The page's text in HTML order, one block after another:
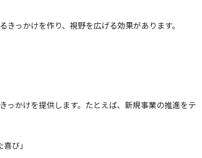
っかけを作り、視野を広げる効果があります。
かけを提供します。たとえば、新規事業の推進をテ
び」